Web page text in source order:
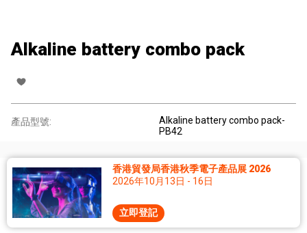
Alkaline battery combo pack
產品型號:
Alkaline battery combo pack-
PB42
香港貿發局香港秋季電子產品展 2026
2026年10月13日 - 16日
立即登記